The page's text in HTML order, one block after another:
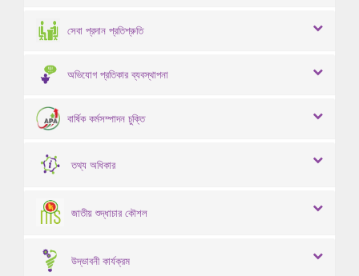
সেবা প্রদান প্রতিশ্রুতি
অভিযোগ প্রতিকার ব্যবস্থাপনা
বার্ষিক কর্মসম্পাদন চুক্তি
তথ্য অধিকার
জাতীয় শুদ্ধাচার কৌশল
উদ্ভাবনী কার্যক্রম